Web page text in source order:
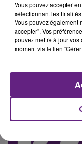
femmes,
appelle au
sous la
Publié : 25
Vous pouvez accepter
sélectionnant les
Vous pouvez également
accepter". Vos
pouvez mettre à jour vos
moment via le lien